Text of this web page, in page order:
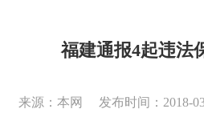
福建通报4起违法
来源：本网 发布时间：2018-